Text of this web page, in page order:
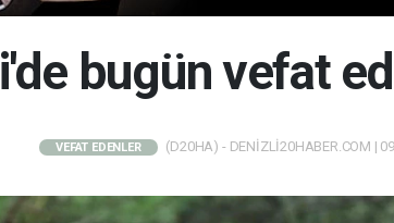
bugün vefat
VEFAT EDENLER (D20HA) - DENİZLİ20HABER.COM |